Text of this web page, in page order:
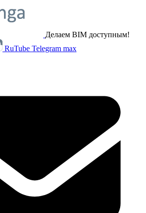
Делаем BIM доступным!
RuTube Telegram max